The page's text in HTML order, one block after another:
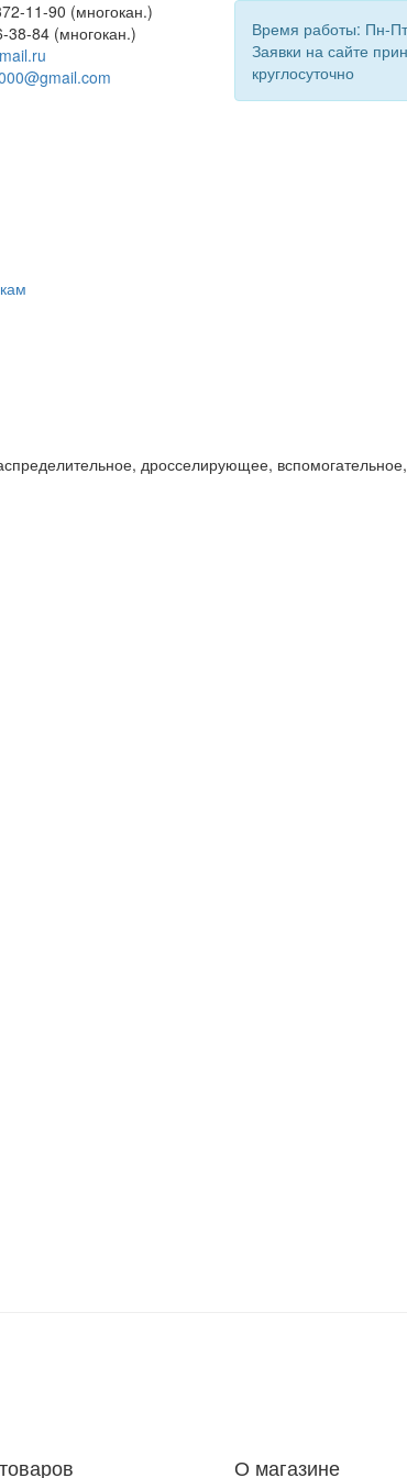
11-90 (многокан.)
38-84 (многокан.)
Время работы: Пн-
Заявки на сайте
круглосуточно
дросселирующее,
О магазине